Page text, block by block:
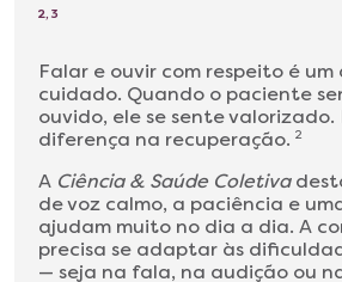
2, 3
Falar e ouvir com respeito é um
cuidado. Quando o paciente
ouvido, ele se sente
diferença na recuperação. 2
A Ciência & Saúde Coletiva
de voz calmo, a paciência e
ajudam muito no dia a dia. A
precisa se adaptar às
— seja na fala, na audição ou